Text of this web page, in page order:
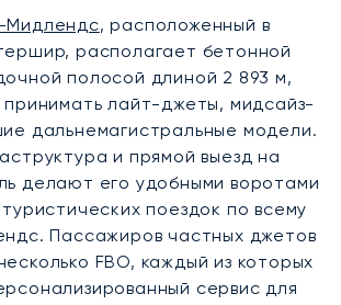
Мидлендс, расположенный в
располагает бетонной
полосой длиной 2 893 м,
принимать лайт-джеты, мидсайз-
дальнемагистральные модели.
и прямой выезд на
делают его удобными воротами
поездок по всему
Пассажиров частных джетов
FBO, каждый из которых
сервис для